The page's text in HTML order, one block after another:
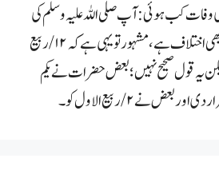
کی وفات کب ہوئی: آپ صلی اللہ علیہ وسلم کی
وفات شریفہ کی تاریخ میں بھی اختلاف ہے، مشہور تو یہی ہے کہ ۱۲/ ربیع
یہ قول صحیح نہیں؛ بعض حضرات نے یکم
بعض نے ۲/ ربیع الاول کو۔